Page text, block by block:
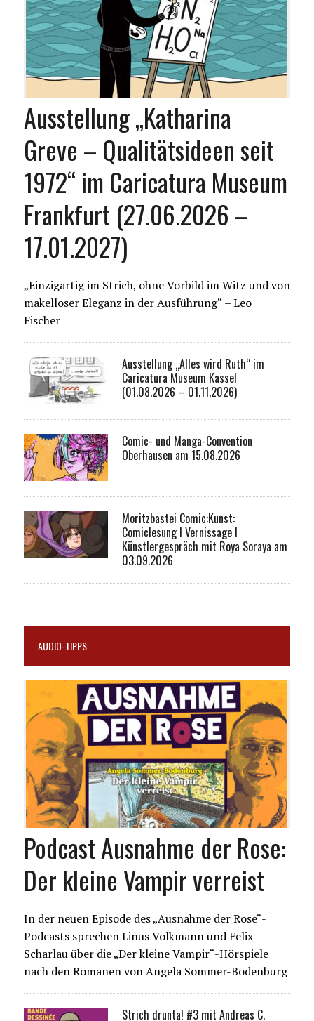
Ausstellung „Katharina
Greve – Qualitätsideen seit
1972“ im Caricatura Museum
Frankfurt (27.06.2026 –
17.01.2027)
„Einzigartig im Strich, ohne Vorbild im Witz und von
makelloser Eleganz in der Ausführung“ – Leo
Fischer
Ausstellung „Alles wird Ruth“ im
Caricatura Museum Kassel
(01.08.2026 – 01.11.2026)
Comic- und Manga-Convention
Oberhausen am 15.08.2026
Moritzbastei Comic:Kunst:
Comiclesung I Vernissage I
Künstlergespräch mit Roya Soraya am
03.09.2026
AUDIO-TIPPS
Podcast Ausnahme der Rose:
Der kleine Vampir verreist
In der neuen Episode des „Ausnahme der Rose“-
Podcasts sprechen Linus Volkmann und Felix
Scharlau über die „Der kleine Vampir“-Hörspiele
nach den Romanen von Angela Sommer-Bodenburg
Strich drunta! #3 mit Andreas C.